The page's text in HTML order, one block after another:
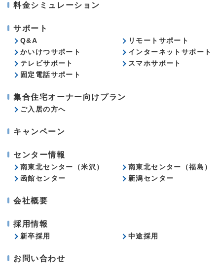
料金シミュレーション
サポート
Q&A
リモートサポート
かいけつサポート
インターネットサポート
テレビサポート
スマホサポート
固定電話サポート
集合住宅オーナー向けプラン
ご入居の方へ
キャンペーン
センター情報
南東北センター（米沢）
南東北センター（福島）
函館センター
新潟センター
会社概要
採用情報
新卒採用 中途採用
お問い合わせ